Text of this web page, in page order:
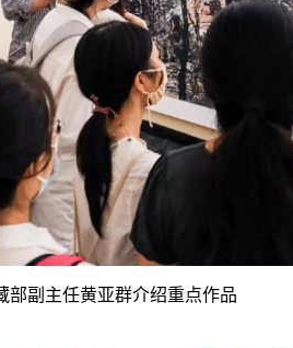
部副主任黄亚群介绍重点作品